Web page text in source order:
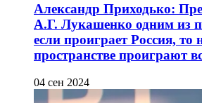
Александр Приходько:
А.Г. Лукашенко одним из
если проиграет Россия, то
пространстве проиграют
04 сен 2024